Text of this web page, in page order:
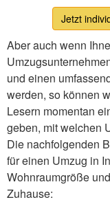
Jetzt
Aber auch wenn
und einen
werden, so können
Lesern momentan
geben, mit welchen
Die nachfolgenden
für einen Umzug in
Wohnraumgröße
Zuhause: